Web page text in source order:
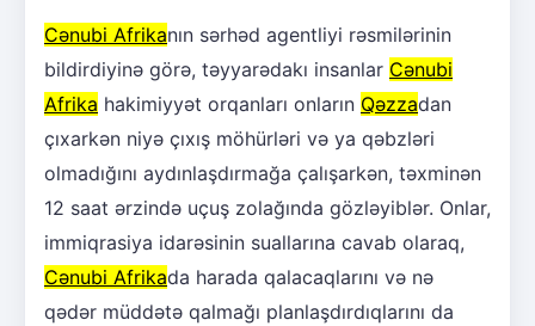
Cənubi Afrikanın sərhəd agentliyi rəsmilərinin
bildirdiyinə görə, təyyarədakı insanlar Cənubi
Afrika hakimiyyət orqanları onların Qəzzadan
çıxarkən niyə çıxış möhürləri və ya qəbzləri
olmadığını aydınlaşdırmağa çalışarkən, təxminən
12 saat ərzində uçuş zolağında gözləyiblər. Onlar,
immiqrasiya idarəsinin suallarına cavab olaraq,
Cənubi Afrikada harada qalacaqlarını və nə
qədər müddətə qalmağı planlaşdırdıqlarını da